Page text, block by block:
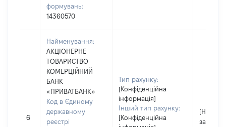
формувань:
14360570
6
Найменування:
АКЦІОНЕРНЕ
ТОВАРИСТВО
КОМЕРЦІЙНИЙ
БАНК
«ПРИВАТБАНК»
Код в Єдиному
державному
реєстрі
Тип рахунку:
[Конфіденційна
інформація]
Інший тип рахунку:
[Конфіденційна
[Не